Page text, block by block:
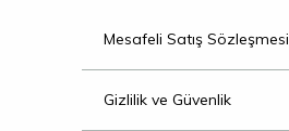
Mesafeli Satış Sözleşmesi
Gizlilik ve Güvenlik